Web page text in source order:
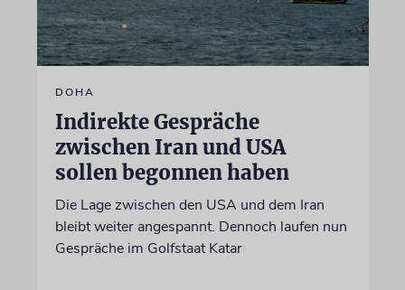
DOHA
Indirekte Gespräche
zwischen Iran und USA
sollen begonnen haben
Die Lage zwischen den USA und dem Iran
bleibt weiter angespannt. Dennoch laufen nun
Gespräche im Golfstaat Katar